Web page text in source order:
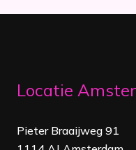
Locatie
Pieter Braaijweg 91